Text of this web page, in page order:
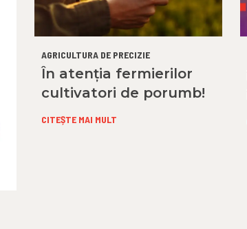
AGRICULTURA DE PRECIZIE
În atenția fermierilor
cultivatori de porumb!
CITEȘTE MAI MULT